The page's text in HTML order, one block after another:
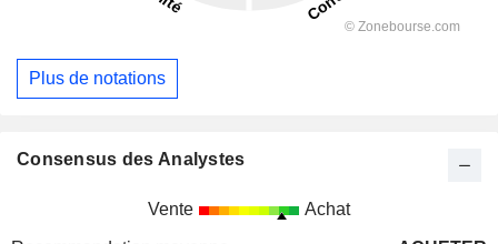
Plus de notations
Consensus des Analystes
Vente Achat